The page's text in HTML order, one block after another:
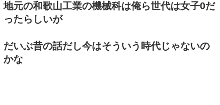
地元の和歌山工業の機械科は俺ら世代は女子0だ
ったらしいが
だいぶ昔の話だし今はそういう時代じゃないの
かな